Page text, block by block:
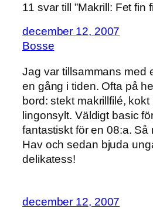
11 svar till ”Makrill: Fet fin
december 12, 2007
Bosse
Jag var tillsammans med
en gång i tiden. Ofta på
bord: stekt makrillfilé,
lingonsylt. Väldigt basic
fantastiskt för en 08:a. Så
Hav och sedan bjuda
delikatess!
december 12, 2007